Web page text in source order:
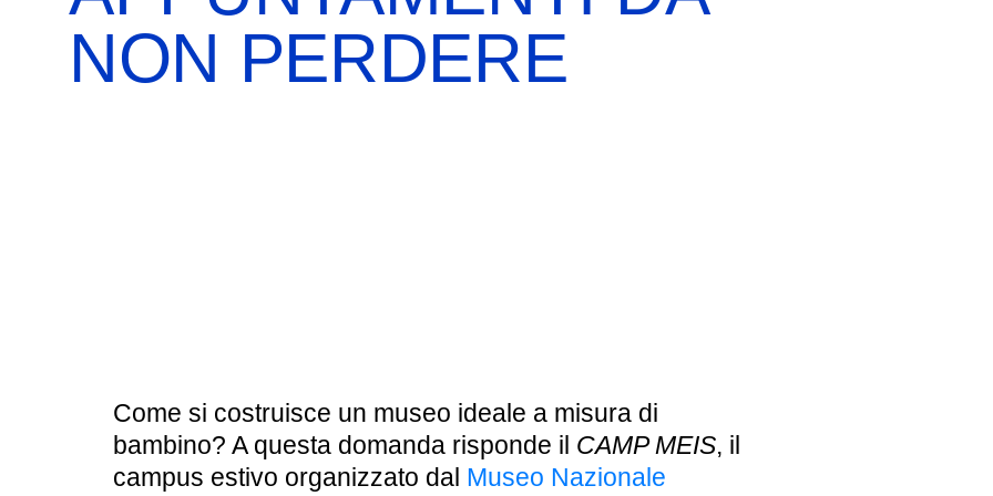
BOOKSHOP
AULA DIDATTICA
VISITE GUIDATE
PASSATI
RICERCA
IL CICLO DELLA VITA
#ITALIAEBRAICA
NON PERDERE
Come si costruisce un museo ideale a misura di
bambino? A questa domanda risponde il CAMP MEIS, il
campus estivo organizzato dal Museo Nazionale